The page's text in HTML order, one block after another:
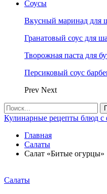
Соусы
Вкусный маринад для
Гранатовый соус для
Творожная паста для
Персиковый соус
Prev Next
Кулинарные рецепты блюд с
Главная
Салаты
Салат «Битые огурцы»
Салаты